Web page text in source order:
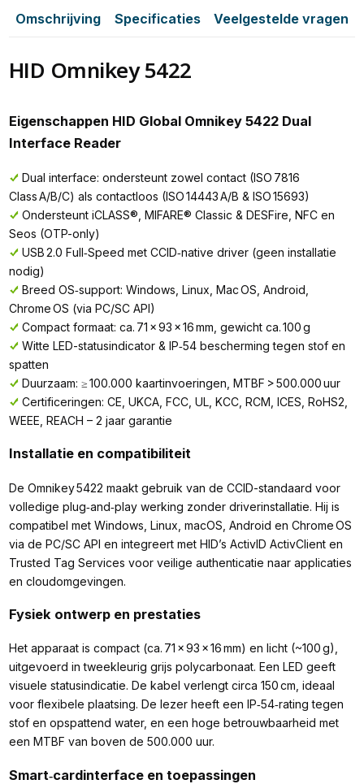
Omschrijving Specificaties Veelgestelde vragen
HID Omnikey 5422
Eigenschappen HID Global Omnikey 5422 Dual
Interface Reader
Dual interface: ondersteunt zowel contact (ISO 7816
Class A/B/C) als contactloos (ISO 14443 A/B & ISO 15693)
Ondersteunt iCLASS®, MIFARE® Classic & DESFire, NFC en
Seos (OTP-only)
USB 2.0 Full‑Speed met CCID‑native driver (geen installatie
nodig)
Breed OS‑support: Windows, Linux, Mac OS, Android,
Chrome OS (via PC/SC API)
Compact formaat: ca. 71 × 93 × 16 mm, gewicht ca. 100 g
Witte LED-statusindicator & IP‑54 bescherming tegen stof en
spatten
Duurzaam: ≥ 100.000 kaartinvoeringen, MTBF > 500.000 uur
Certificeringen: CE, UKCA, FCC, UL, KCC, RCM, ICES, RoHS2,
WEEE, REACH – 2 jaar garantie
Installatie en compatibiliteit
De Omnikey 5422 maakt gebruik van de CCID-standaard voor
volledige plug‑and‑play werking zonder driverinstallatie. Hij is
compatibel met Windows, Linux, macOS, Android en Chrome OS
via de PC/SC API en integreert met HID’s ActivID ActivClient en
Trusted Tag Services voor veilige authenticatie naar applicaties
en cloudomgevingen.
Fysiek ontwerp en prestaties
Het apparaat is compact (ca. 71 × 93 × 16 mm) en licht (~100 g),
uitgevoerd in tweekleurig grijs polycarbonaat. Een LED geeft
visuele statusindicatie. De kabel verlengt circa 150 cm, ideaal
voor flexibele plaatsing. De lezer heeft een IP‑54‑rating tegen
stof en opspattend water, en een hoge betrouwbaarheid met
een MTBF van boven de 500.000 uur.
Smart‑cardinterface en toepassingen